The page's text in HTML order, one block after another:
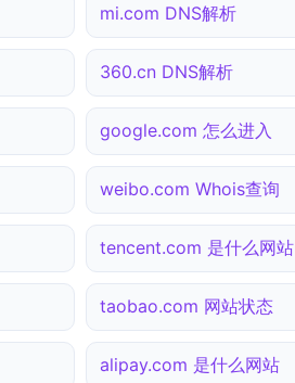
mi.com DNS解析
360.cn DNS解析
google.com 怎么进入
weibo.com Whois查询
tencent.com 是什么网站
taobao.com 网站状态
alipay.com 是什么网站